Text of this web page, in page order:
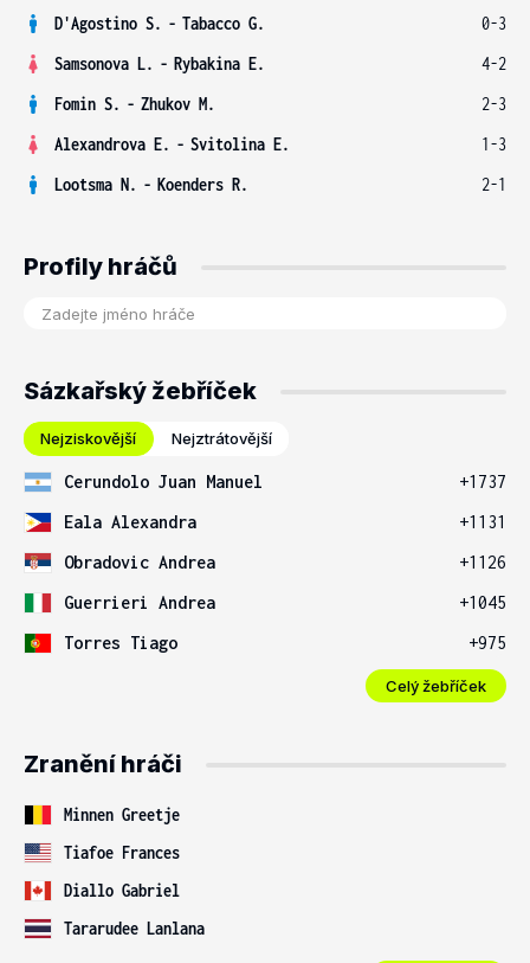
D'Agostino S. - Tabacco G.
0-3
Samsonova L. - Rybakina E.
4-2
Fomin S. - Zhukov M.
2-3
Alexandrova E. - Svitolina E.
1-3
Lootsma N. - Koenders R. 2-1
Profily hráčů
Sázkařský žebříček
Nejziskovější Nejztrátovější
Cerundolo Juan Manuel
+1737
Eala Alexandra
+1131
Obradovic Andrea
+1126
Guerrieri Andrea
+1045
Torres Tiago
+975
Celý žebříček
Zranění hráči
Minnen Greetje
Tiafoe Frances
Diallo Gabriel
Tararudee Lanlana